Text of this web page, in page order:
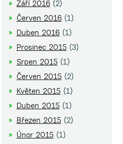
Září 2016(2)
Červen 2016(1)
Duben 2016(1)
Prosinec 2015(3)
Srpen 2015(1)
Červen 2015(2)
Květen 2015(1)
Duben 2015(1)
Březen 2015(2)
Únor 2015(1)